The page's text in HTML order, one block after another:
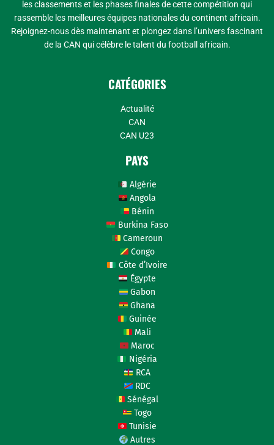
les classements et les phases finales de cette compétition qui
rassemble les meilleures équipes nationales du continent africain.
Rejoignez-nous dès maintenant et plongez dans l’univers fascinant
de la CAN qui célèbre le talent du football africain.
CATÉGORIES
Actualité
CAN
CAN U23
PAYS
Algérie
Angola
Bénin
Burkina Faso
Cameroun
Congo
Côte d’Ivoire
Égypte
Gabon
Ghana
Guinée
Mali
Maroc
Nigéria
RCA
RDC
Sénégal
Togo
Tunisie
Autres